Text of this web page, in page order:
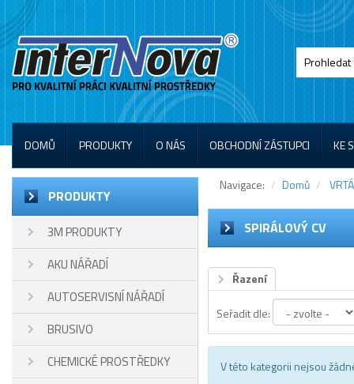
DOMŮ PRODUKTY O NÁS OBCHODNÍ ZÁSTUPCI KE
PRODUKTY
3M PRODUKTY
AKU NÁŘADÍ
AUTOSERVISNÍ NÁŘADÍ
BRUSIVO
CHEMICKÉ PROSTŘEDKY
Navigace: Domů
SPIRÁLOVÝ CV
Řazení
Seřadit dle:
V této kategorii nejsou